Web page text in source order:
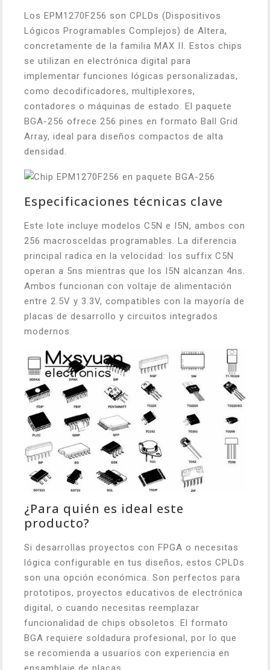
Los EPM1270F256 son CPLDs (Dispositivos
Lógicos Programables Complejos) de Altera,
concretamente de la familia MAX II. Estos chips
se utilizan en electrónica digital para
implementar funciones lógicas personalizadas,
como decodificadores, multiplexores,
contadores o máquinas de estado. El paquete
BGA-256 ofrece 256 pines en formato Ball Grid
Array, ideal para diseños compactos de alta
densidad.
Especificaciones técnicas clave
Este lote incluye modelos C5N e I5N, ambos con
256 macrosceldas programables. La diferencia
principal radica en la velocidad: los suffix C5N
operan a 5ns mientras que los I5N alcanzan 4ns.
Ambos funcionan con voltaje de alimentación
entre 2.5V y 3.3V, compatibles con la mayoría de
placas de desarrollo y circuitos integrados
modernos.
¿Para quién es ideal este
producto?
Si desarrollas proyectos con FPGA o necesitas
lógica configurable en tus diseños, estos CPLDs
son una opción económica. Son perfectos para
prototipos, proyectos educativos de electrónica
digital, o cuando necesitas reemplazar
funcionalidad de chips obsoletos. El formato
BGA requiere soldadura profesional, por lo que
se recomienda a usuarios con experiencia en